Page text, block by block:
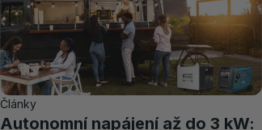
Články
Autonomní napájení až do 3 kW: